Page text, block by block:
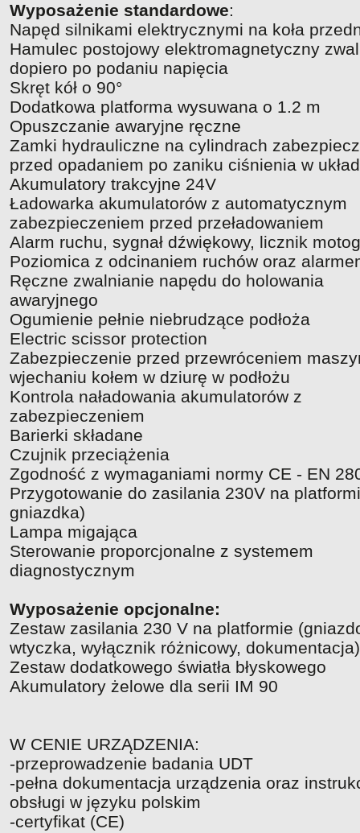
Wyposażenie standardowe:
Napęd silnikami elektrycznymi na koła
Hamulec postojowy elektromagnetyczny
dopiero po podaniu napięcia
Skręt kół o 90°
Dodatkowa platforma wysuwana o 1.2 m
Opuszczanie awaryjne ręczne
Zamki hydrauliczne na cylindrach
przed opadaniem po zaniku ciśnienia w
Akumulatory trakcyjne 24V
Ładowarka akumulatorów z automatycznym
zabezpieczeniem przed przeładowaniem
Alarm ruchu, sygnał dźwiękowy, licznik
Poziomica z odcinaniem ruchów oraz
Ręczne zwalnianie napędu do holowania
awaryjnego
Ogumienie pełnie niebrudzące podłoża
Electric scissor protection
Zabezpieczenie przed przewróceniem
wjechaniu kołem w dziurę w podłożu
Kontrola naładowania akumulatorów z
zabezpieczeniem
Barierki składane
Czujnik przeciążenia
Zgodność z wymaganiami normy CE - EN
Przygotowanie do zasilania 230V na
gniazdka)
Lampa migająca
Sterowanie proporcjonalne z systemem
diagnostycznym
Wyposażenie opcjonalne:
Zestaw zasilania 230 V na platformie
wtyczka, wyłącznik różnicowy, dokumentacja)
Zestaw dodatkowego światła błyskowego
Akumulatory żelowe dla serii IM 90
W CENIE URZĄDZENIA:
-przeprowadzenie badania UDT
-pełna dokumentacja urządzenia oraz
obsługi w języku polskim
-certyfikat (CE)